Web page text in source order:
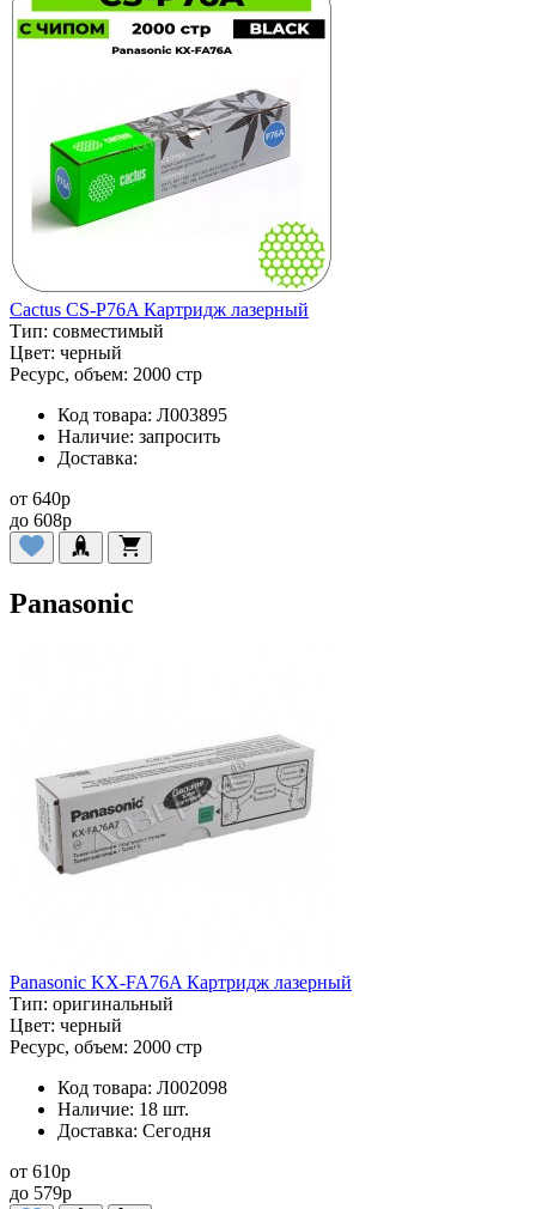
Cactus CS-P76A Картридж лазерный
Тип: совместимый
Цвет: черный
Ресурс, объем: 2000 стр
Код товара: Л003895
Наличие: запросить
Доставка:
от 640p
до 608p
Panasonic
Panasonic KX-FA76A Картридж лазерный
Тип: оригинальный
Цвет: черный
Ресурс, объем: 2000 стр
Код товара: Л002098
Наличие: 18 шт.
Доставка: Сегодня
от 610p
до 579p